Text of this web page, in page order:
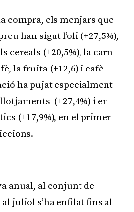
compra, els menjars que
han sigut l’oli (+27,5%),
cereals (+20,5%), la carn
la fruita (+12,6) i cafè
ha pujat especialment
(+27,4%) i en
(+17,9%), en el primer
anual, al conjunt de
juliol s’ha enfilat fins al